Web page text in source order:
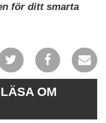
för ditt smarta
OM